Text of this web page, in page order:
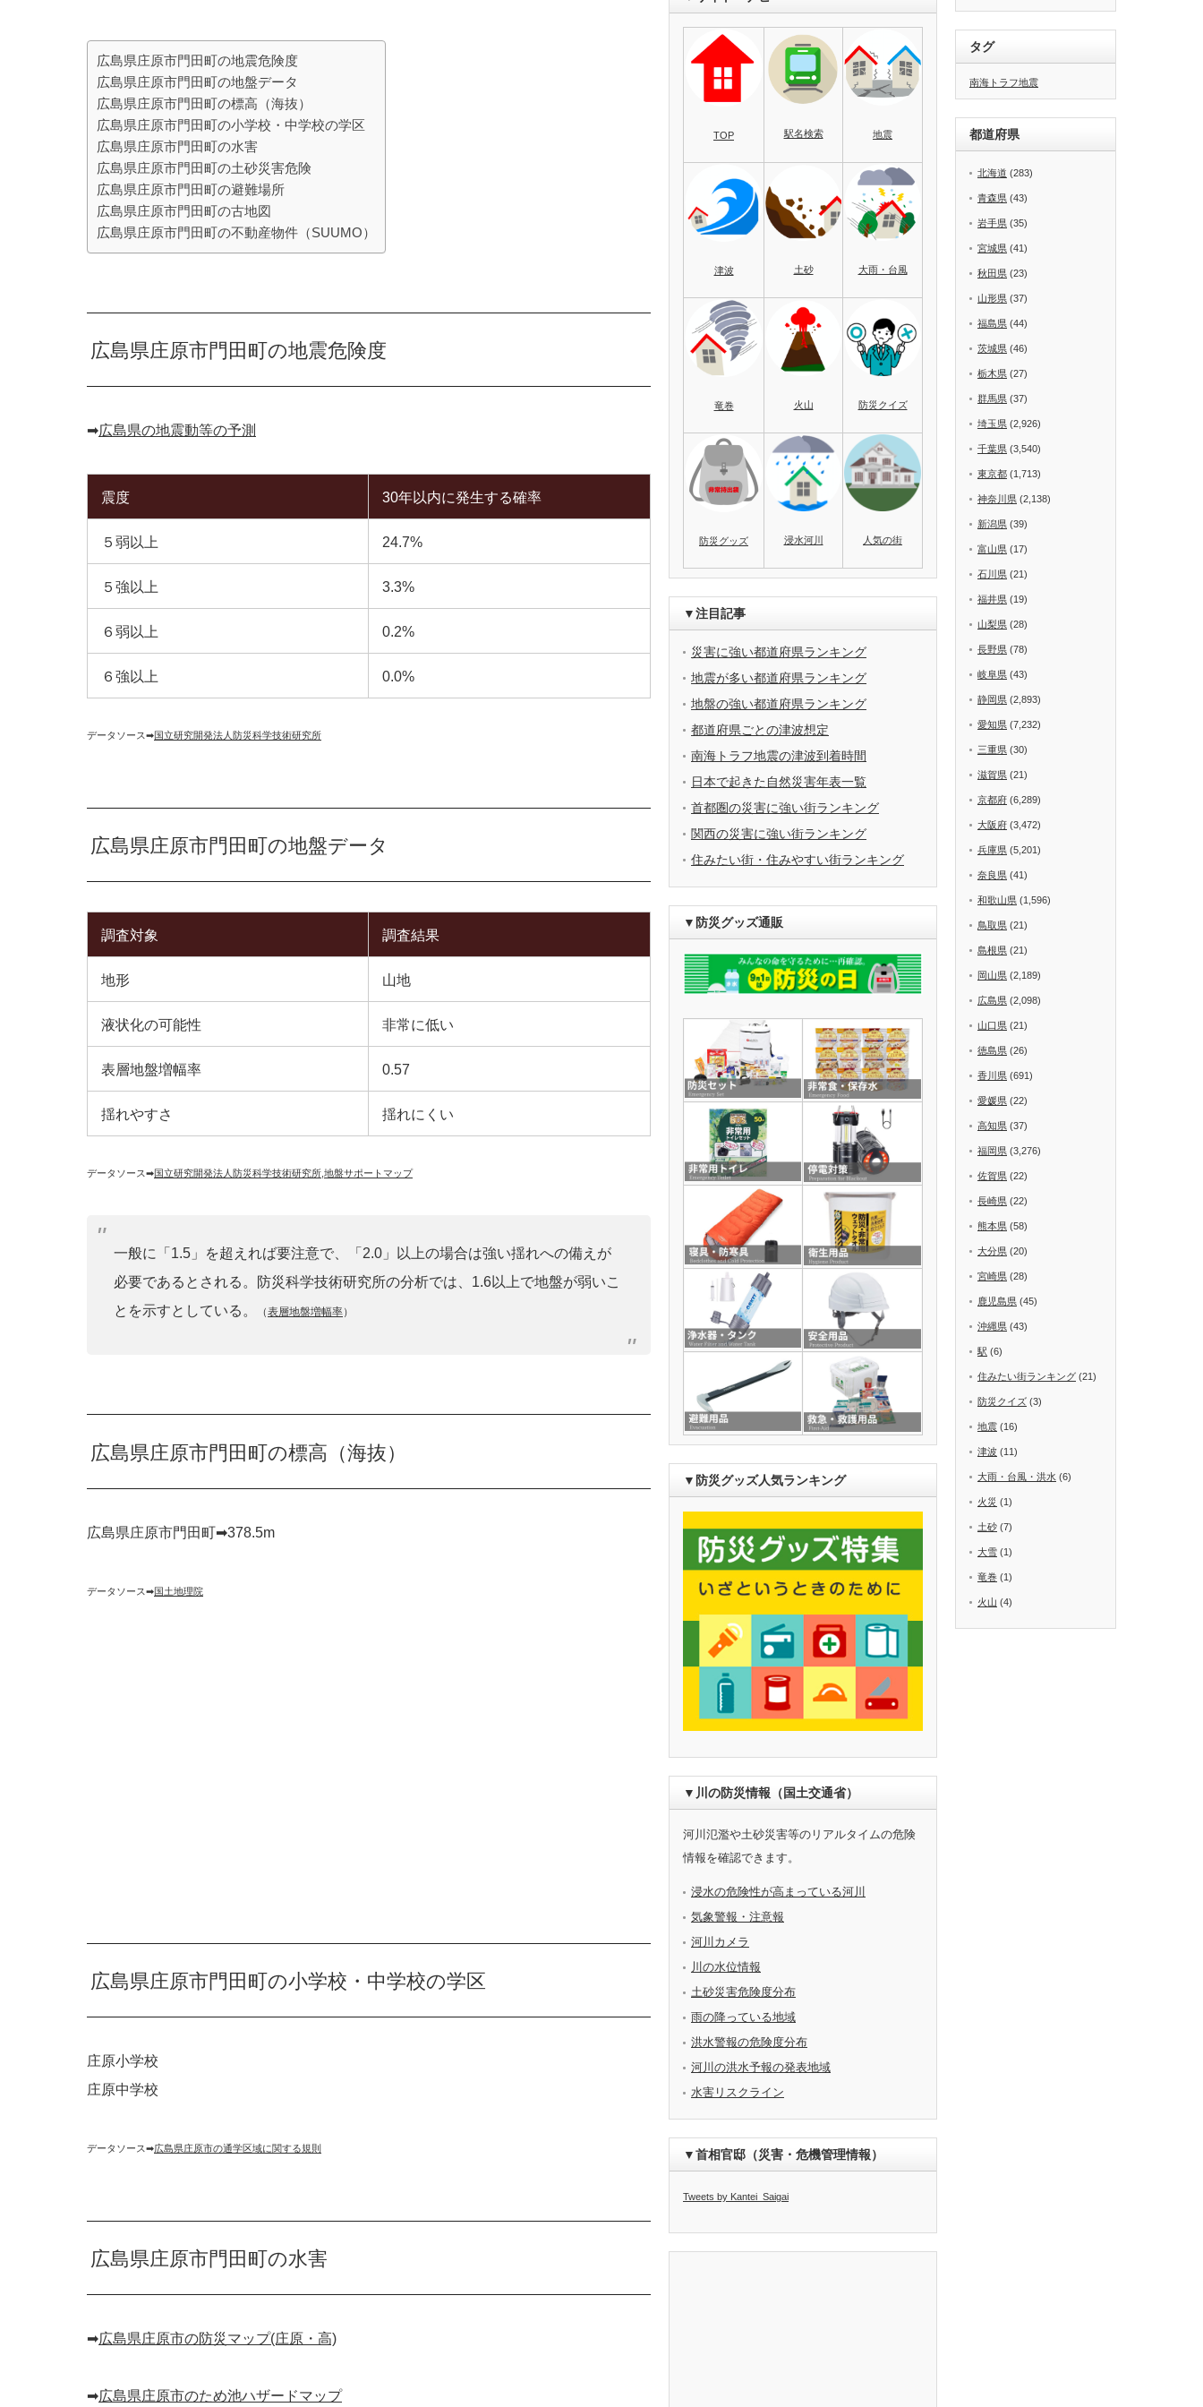
広島県庄原市門田町の地震危険度
広島県庄原市門田町の地盤データ
広島県庄原市門田町の標高（海抜）
広島県庄原市門田町の小学校・中学校の学区
広島県庄原市門田町の水害
広島県庄原市門田町の土砂災害危険
広島県庄原市門田町の避難場所
広島県庄原市門田町の古地図
広島県庄原市門田町の不動産物件（SUUMO）
広島県庄原市門田町の地震危険度
➡︎広島県の地震動等の予測
震度 30年以内に発生する確率
５弱以上 24.7%
５強以上 3.3%
６弱以上 0.2%
６強以上 0.0%
データソース➡︎国立研究開発法人防災科学技術研究所
広島県庄原市門田町の地盤データ
調査対象 調査結果
地形 山地
液状化の可能性 非常に低い
表層地盤増幅率 0.57
揺れやすさ 揺れにくい
データソース➡︎国立研究開発法人防災科学技術研究所 地盤サポートマップ
一般に「1.5」を超えれば要注意で、「2.0」以上の場合は強い揺れへの備えが
必要であるとされる。防災科学技術研究所の分析では、1.6以上で地盤が弱いこ
とを示すとしている。
（表層地盤増幅率）
広島県庄原市門田町の標高（海抜）
広島県庄原市門田町➡︎378.5m
データソース➡︎国土地理院
広島県庄原市門田町の小学校・中学校の学区
庄原小学校
庄原中学校
データソース➡︎広島県庄原市の通学区域に関する規則
広島県庄原市門田町の水害
➡︎広島県庄原市の防災マップ(庄原・高)
➡︎広島県庄原市のため池ハザードマップ
TOP 駅名検索 地震
津波 土砂 大雨・台風
竜巻 火山 防災クイズ
防災グッズ 浸水河川 人気の街
▼注目記事
災害に強い都道府県ランキング
地震が多い都道府県ランキング
地盤の強い都道府県ランキング
都道府県ごとの津波想定
南海トラフ地震の津波到着時間
日本で起きた自然災害年表一覧
首都圏の災害に強い街ランキング
関西の災害に強い街ランキング
住みたい街・住みやすい街ランキング
▼防災グッズ通販
▼防災グッズ人気ランキング
▼川の防災情報（国土交通省）
河川氾濫や土砂災害等のリアルタイムの危険
情報を確認できます。
浸水の危険性が高まっている河川
気象警報・注意報
河川カメラ
川の水位情報
土砂災害危険度分布
雨の降っている地域
洪水警報の危険度分布
河川の洪水予報の発表地域
水害リスクライン
▼首相官邸（災害・危機管理情報）
Tweets by Kantei_Saigai
タグ
南海トラフ地震
都道府県
北海道 (283)
青森県 (43)
岩手県 (35)
宮城県 (41)
秋田県 (23)
山形県 (37)
福島県 (44)
茨城県 (46)
栃木県 (27)
群馬県 (37)
埼玉県 (2,926)
千葉県 (3,540)
東京都 (1,713)
神奈川県 (2,138)
新潟県 (39)
富山県 (17)
石川県 (21)
福井県 (19)
山梨県 (28)
長野県 (78)
岐阜県 (43)
静岡県 (2,893)
愛知県 (7,232)
三重県 (30)
滋賀県 (21)
京都府 (6,289)
大阪府 (3,472)
兵庫県 (5,201)
奈良県 (41)
和歌山県 (1,596)
鳥取県 (21)
島根県 (21)
岡山県 (2,189)
広島県 (2,098)
山口県 (21)
徳島県 (26)
香川県 (691)
愛媛県 (22)
高知県 (37)
福岡県 (3,276)
佐賀県 (22)
長崎県 (22)
熊本県 (58)
大分県 (20)
宮崎県 (28)
鹿児島県 (45)
沖縄県 (43)
駅 (6)
住みたい街ランキング (21)
防災クイズ (3)
地震 (16)
津波 (11)
大雨・台風・洪水 (6)
火災 (1)
土砂 (7)
大雪 (1)
竜巻 (1)
火山 (4)